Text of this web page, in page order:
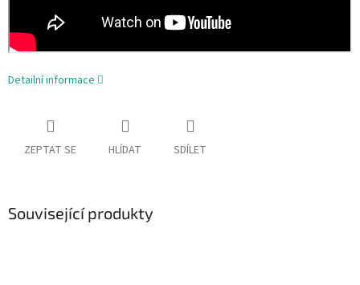
Detailní informace
ZEPTAT SE HLÍDAT SDÍLET
Související produkty